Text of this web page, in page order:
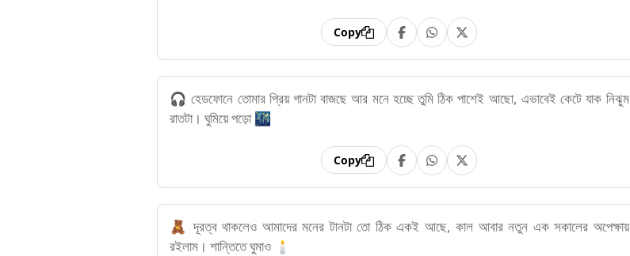
Copy
🎧 হেডফোনে তোমার প্রিয় গানটা বাজছে আর মনে হচ্ছে তুমি ঠিক পাশেই আছো, এভাবেই কেটে যাক নিঝুম
রাতটা। ঘুমিয়ে পড়ো 🌃
Copy
🧸 দূরত্ব থাকলেও আমাদের মনের টানটা তো ঠিক একই আছে, কাল আবার নতুন এক সকালের অপেক্ষায়
রইলাম। শান্তিতে ঘুমাও 🕯️